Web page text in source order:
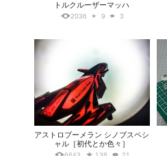
トルクルーザーマッハ
2036 9 3
アストロブーメラン シノブスペシ
ャル［初代とか色々］